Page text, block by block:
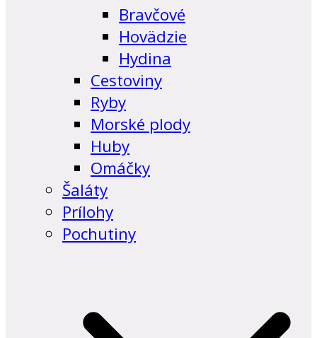
Bravčové
Hovädzie
Hydina
Cestoviny
Ryby
Morské plody
Huby
Omáčky
Šaláty
Prílohy
Pochutiny